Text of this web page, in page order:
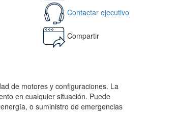
Contactar ejecutivo
Compartir
de motores y configuraciones. La
en cualquier situación. Puede
o suministro de emergencias